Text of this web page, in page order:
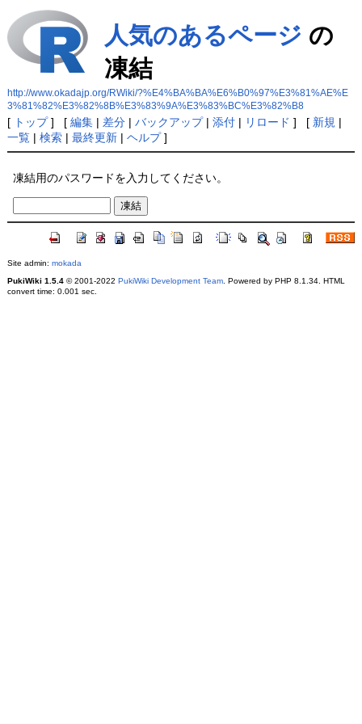
人気のあるページ の
凍結
http://www.okadajp.org/RWiki/?%E4%BA%BA%E6%B0%97%E3%81%AE%E
3%81%82%E3%82%8B%E3%83%9A%E3%83%BC%E3%82%B8
[ トップ] [ 編集| 差分| バックアップ| 添付| リロード ] [ 新規 |
一覧| 検索| 最終更新| ヘルプ]
凍結用のパスワードを入力してください。
Site admin: mokada
PukiWiki 1.5.4© 2001-2022 PukiWiki Development Team. Powered by PHP 8.1.34. HTML
convert time: 0.001 sec.